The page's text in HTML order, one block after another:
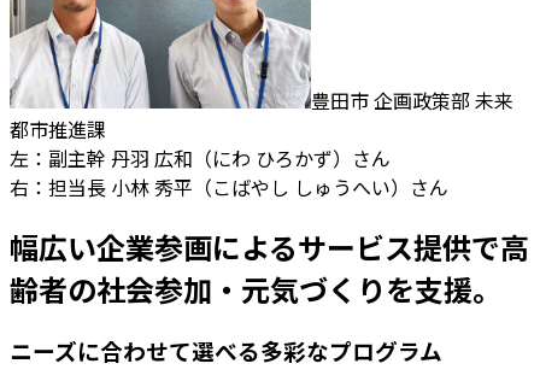
豊田市 企画政策部 未来
都市推進課
左：副主幹 丹羽 広和（にわ ひろかず）さん
右：担当長 小林 秀平（こばやし しゅうへい）さん
幅広い企業参画によるサービス提供で高
齢者の社会参加・元気づくりを支援。
ニーズに合わせて選べる多彩なプログラム